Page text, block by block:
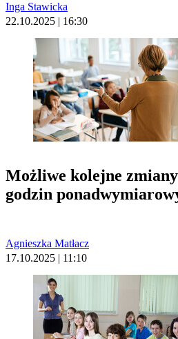
Inga Stawicka
22.10.2025 | 16:30
Możliwe kolejne
godzin
Agnieszka Matłacz
17.10.2025 | 11:10